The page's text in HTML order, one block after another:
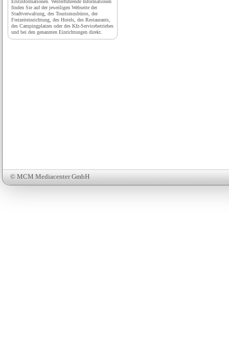
© MCM Mediacenter GmbH
Erstinformationen. Weiterführende Informationen
finden Sie auf der jeweiligen Webseite der
Stadtverwaltung, des Tourismusbüros, der
Freizeiteinrichtung, des Hotels, des Restaurants,
des Campingplatzes oder des Kfz-Servicebetriebes
und bei den genannten Einrichtungen direkt.